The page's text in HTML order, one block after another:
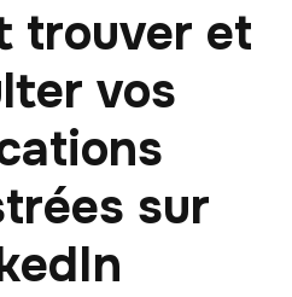
trouver et
vos
sur